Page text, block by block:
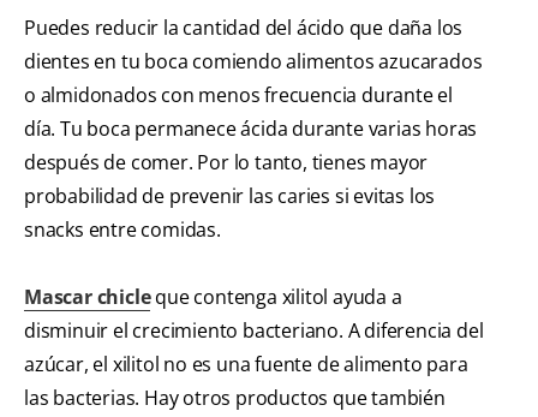
Puedes reducir la cantidad del ácido que daña los
dientes en tu boca comiendo alimentos azucarados
o almidonados con menos frecuencia durante el
día. Tu boca permanece ácida durante varias horas
después de comer. Por lo tanto, tienes mayor
probabilidad de prevenir las caries si evitas los
snacks entre comidas.
Mascar chicleque contenga xilitol ayuda a
disminuir el crecimiento bacteriano. A diferencia del
azúcar, el xilitol no es una fuente de alimento para
las bacterias. Hay otros productos que también